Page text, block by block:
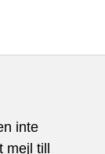
inte
mejl till